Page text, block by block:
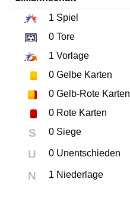
1 Spiel
0Tore
1 Vorlage
0Gelbe Karten
0Gelb-Rote Karten
0Rote Karten
S 0 Siege
U 0 Unentschieden
N 1 Niederlage